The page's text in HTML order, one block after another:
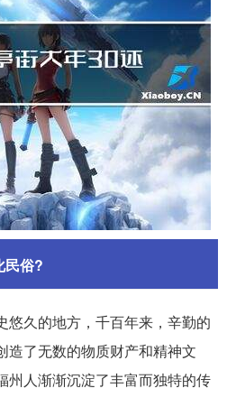
民俗?
悠久的地方，千百年来，辛勤的
造了无数的物质财产和精神文
州人渐渐沉淀了丰富而独特的传